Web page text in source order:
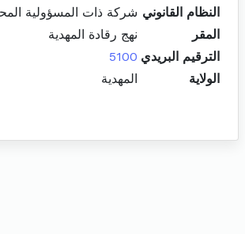
النظام القانوني شركة ذات المسؤولية
المقر
نهج رقادة المهدية
الترقيم البريدي 5100
الولاية
المهدية